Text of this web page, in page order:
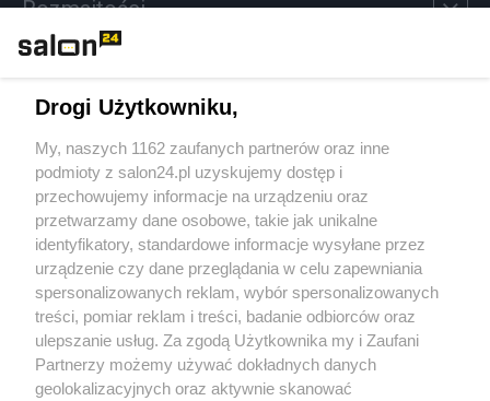
Rozmaitości
Sport
Społeczeństwo
Kultura
X Facebook Instagram Youtube
Drogi Użytkowniku,
My, naszych 1162 zaufanych partnerów oraz inne
podmioty z salon24.pl uzyskujemy dostęp i
przechowujemy informacje na urządzeniu oraz
przetwarzamy dane osobowe, takie jak unikalne
identyfikatory, standardowe informacje wysyłane przez
urządzenie czy dane przeglądania w celu zapewniania
spersonalizowanych reklam, wybór spersonalizowanych
treści, pomiar reklam i treści, badanie odbiorców oraz
ulepszanie usług. Za zgodą Użytkownika my i Zaufani
Partnerzy możemy używać dokładnych danych
geolokalizacyjnych oraz aktywnie skanować